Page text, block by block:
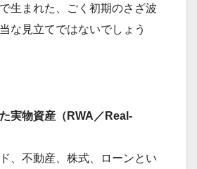
生まれた、ごく初期のさざ波
な見立てではないでしょう
実物資産（RWA／Real-
、不動産、株式、ローンとい